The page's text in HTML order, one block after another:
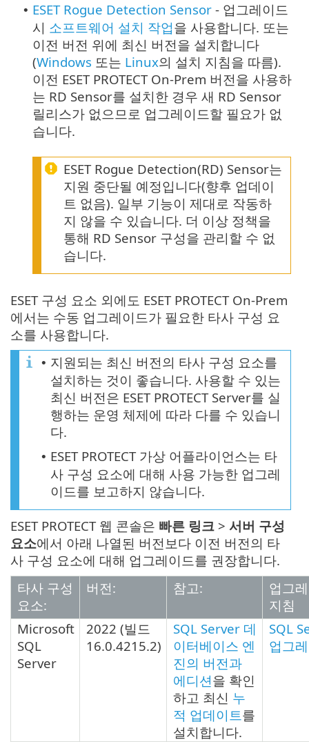
• ESET Rogue Detection Sensor - 업그레이드
시 소프트웨어 설치 작업을 사용합니다. 또는
이전 버전 위에 최신 버전을 설치합니다
(Windows 또는 Linux의 설치 지침을 따름).
이전 ESET PROTECT On-Prem 버전을 사용하
는 RD Sensor를 설치한 경우 새 RD Sensor
릴리스가 없으므로 업그레이드할 필요가 없
습니다.
ESET Rogue Detection(RD) Sensor는
지원 중단될 예정입니다(향후 업데이
트 없음). 일부 기능이 제대로 작동하
지 않을 수 있습니다. 더 이상 정책을
통해 RD Sensor 구성을 관리할 수 없
습니다.
ESET 구성 요소 외에도 ESET PROTECT On-Prem
에서는 수동 업그레이드가 필요한 타사 구성 요
소를 사용합니다.
• 지원되는 최신 버전의 타사 구성 요소를
설치하는 것이 좋습니다. 사용할 수 있는
최신 버전은 ESET PROTECT Server를 실
행하는 운영 체제에 따라 다를 수 있습니
다.
• ESET PROTECT 가상 어플라이언스는 타
사 구성 요소에 대해 사용 가능한 업그레
이드를 보고하지 않습니다.
ESET PROTECT 웹 콘솔은 빠른 링크 > 서버 구성
요소에서 아래 나열된 버전보다 이전 버전의 타
사 구성 요소에 대해 업그레이드를 권장합니다.
타사 구성
요소:
버전: 참고:
업그
지침
Microsoft
SQL
Server
2022 (빌드
16.0.4215.2)
SQL Server 데
이터베이스 엔
진의 버전과
에디션을 확인
하고 최신 누
적 업데이트를
설치합니다.
SQL
업그